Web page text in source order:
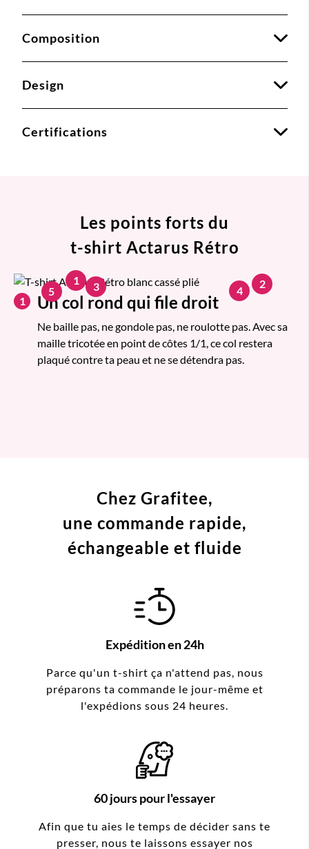
Composition
Design
Certifications
Les points forts du
t-shirt Actarus Rétro
1 Un col rond qui file droit
Ne baille pas, ne gondole pas, ne roulotte pas. Avec sa
maille tricotée en point de côtes 1/1, ce col restera
plaqué contre ta peau et ne se détendra pas.
1 2
3 4
5
Chez Grafitee,
une commande rapide,
échangeable et fluide
Expédition en 24h
Parce qu'un t-shirt ça n'attend pas, nous
préparons ta commande le jour-même et
l'expédions sous 24 heures.
60 jours pour l'essayer
Afin que tu aies le temps de décider sans te
presser, nous te laissons essayer nos